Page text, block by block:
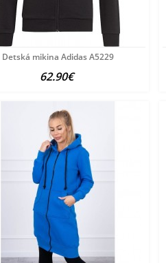
Detská mikina Adidas A5229
62.90€